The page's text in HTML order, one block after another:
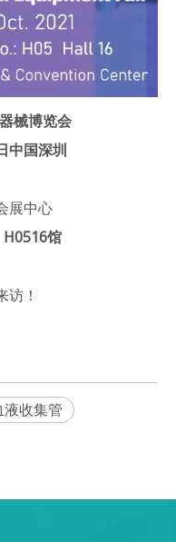
械博览会
中国深圳
展中心
H0516馆
访！
收集管